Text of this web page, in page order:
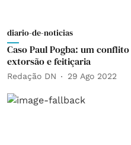
diario-de-noticias
Caso Paul Pogba: um
extorsão e feitiçaria
Redação DN 29 Ago 2022